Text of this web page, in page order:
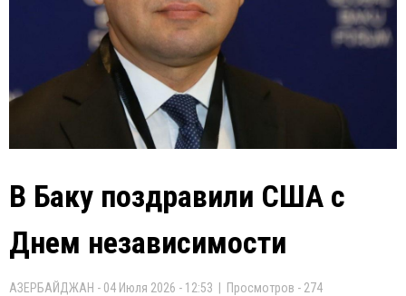
В Баку поздравили США с
Днем независимости
АЗЕРБАЙДЖАН - 04 Июля 2026 - 12:53 | Просмотров - 274